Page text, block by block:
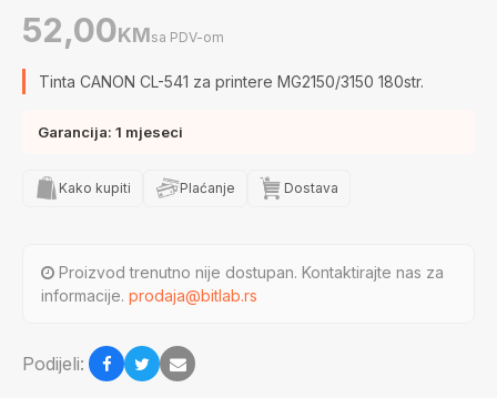
52,00KMsa PDV-om
Tinta CANON CL-541 za printere MG2150/3150 180str.
Garancija: 1 mjeseci
Kako kupiti Plaćanje Dostava
Proizvod trenutno nije dostupan. Kontaktirajte nas za
informacije. prodaja@bitlab.rs
Podijeli: